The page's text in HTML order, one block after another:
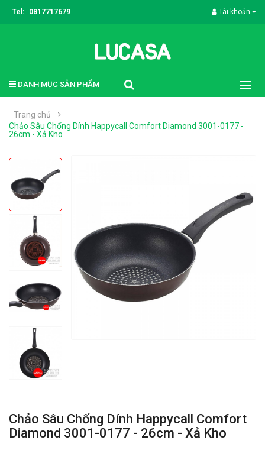
Tel: 0817717679 Tài khoản
DANH MỤC SẢN PHẨM
Trang chủ
Chảo Sâu Chống Dính Happycall Comfort Diamond 3001-0177 -
26cm - Xả Kho
Chảo Sâu Chống Dính Happycall Comfort
Diamond 3001-0177 - 26cm - Xả Kho